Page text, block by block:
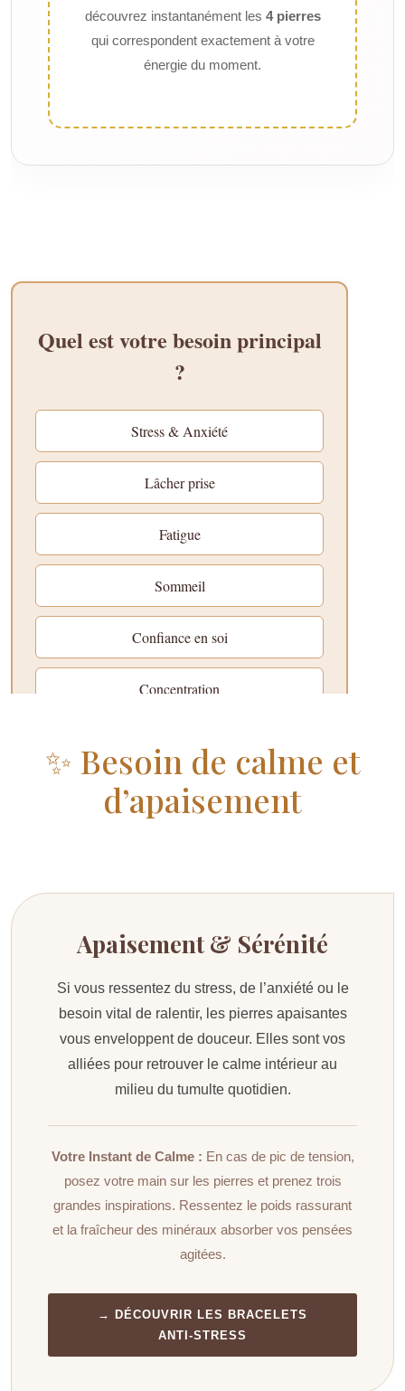
découvrez instantanément les 4 pierres
qui correspondent exactement à votre
énergie du moment.
✨ Besoin de calme et
d’apaisement
Apaisement & Sérénité
Si vous ressentez du stress, de l’anxiété ou le
besoin vital de ralentir, les pierres apaisantes
vous enveloppent de douceur. Elles sont vos
alliées pour retrouver le calme intérieur au
milieu du tumulte quotidien.
Votre Instant de Calme : En cas de pic de tension,
posez votre main sur les pierres et prenez trois
grandes inspirations. Ressentez le poids rassurant
et la fraîcheur des minéraux absorber vos pensées
agitées.
→ DÉCOUVRIR LES BRACELETS
ANTI-STRESS